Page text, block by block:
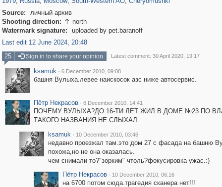
Source:
личный архив
Shooting direction:  north
Watermark signature:
uploaded by pet.baranoff
Last edit 12 June 2024, 20:48
25
Sign in to share your opinion Latest comment: 30 April 2020, 19:17
ksamuk · 6 December 2010, 09:08
башня Вулыха.левее наискосок азс ниже автосервис.
Пётр Некрасов · 6 December 2010, 14:41
ПОЧЕМУ ВУЛЫХА?ДО 16-ТИ ЛЕТ ЖИЛ В ДОМЕ №23 ПО
ТАКОГО НАЗВАНИЯ НЕ СЛЫХАЛ.
ksamuk · 10 December 2010, 03:46
недавно проезжал там.это дом 27 с фасада на башню
похожа,но не она оказалась.
чем снимали то?"зорким" чтоль?фокусировка ужас.:)
Пётр Некрасов · 10 December 2010, 06:16
на 6700 потом сюда.трагедия сканера нет!!!